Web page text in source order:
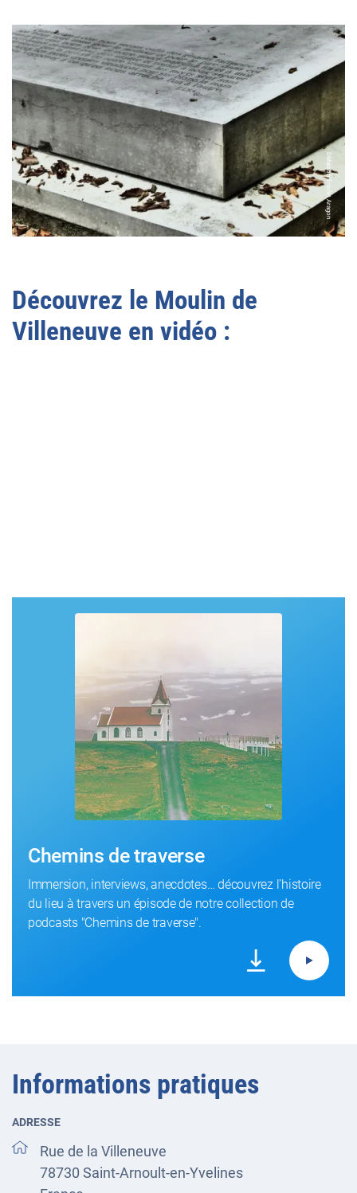
©Maison Triolet Aragon
Découvrez le Moulin de
Villeneuve en vidéo :
Chemins de traverse
Immersion, interviews, anecdotes… découvrez l’histoire
du lieu à travers un épisode de notre collection de
podcasts "Chemins de traverse".
Informations pratiques
ADRESSE
Rue de la Villeneuve
78730 Saint-Arnoult-en-Yvelines